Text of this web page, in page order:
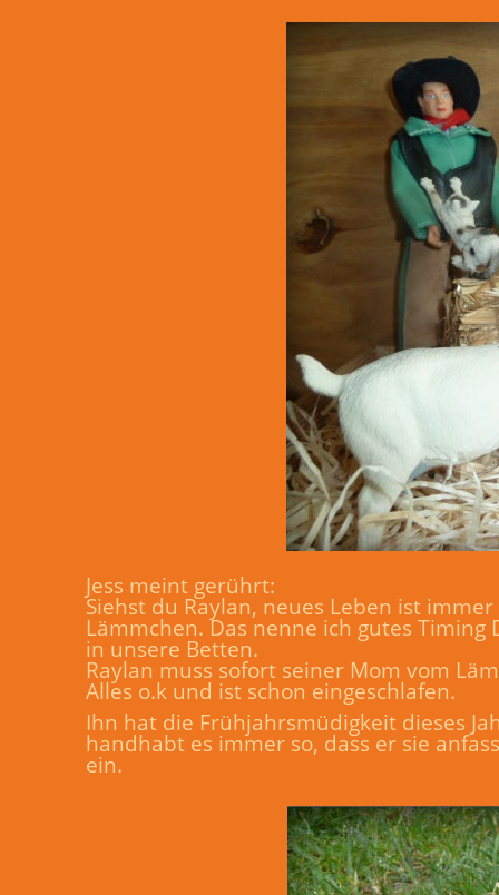
Jess meint gerührt:
Siehst du Raylan, neues Leben ist
Lämmchen. Das nenne ich gutes
in unsere Betten.
Raylan muss sofort seiner Mom vom
Alles o.k und ist schon eingeschlafen.
Ihn hat die Frühjahrsmüdigkeit dieses
handhabt es immer so, dass er sie
ein.